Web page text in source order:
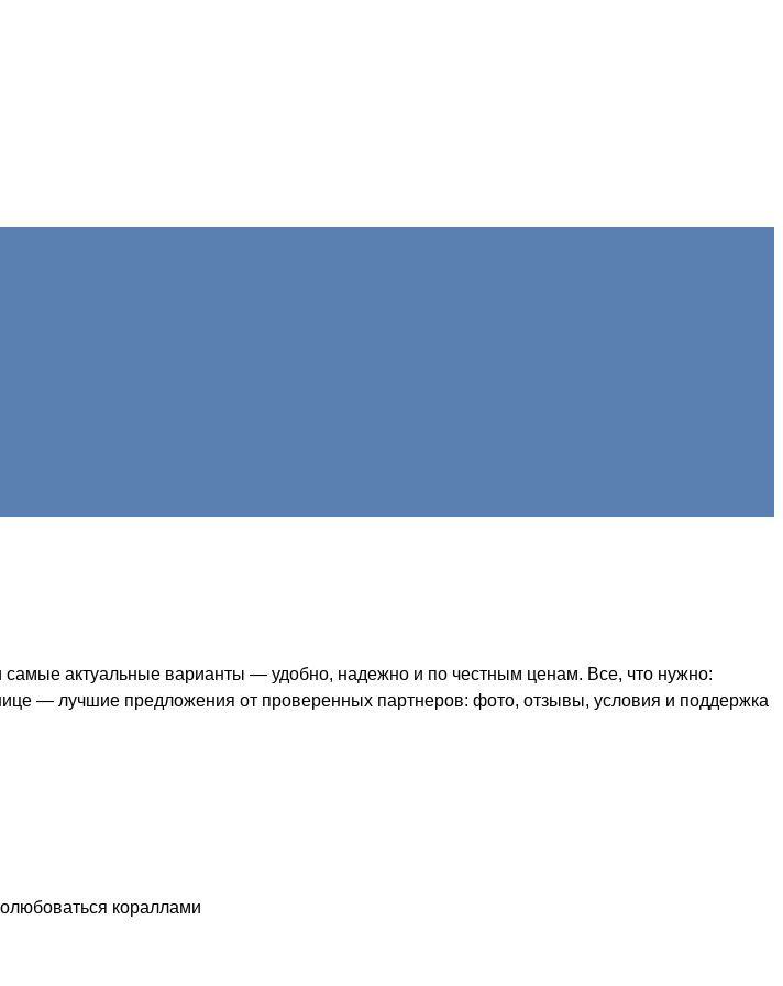
актуальные варианты — удобно, надежно и по честным ценам. Все, что нужно:
— лучшие предложения от проверенных партнеров: фото, отзывы, условия и поддержка
кораллами